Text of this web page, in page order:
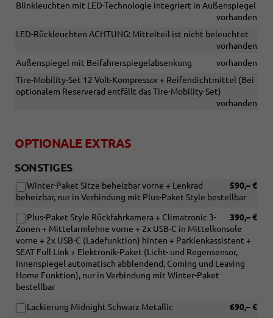
Blinkleuchten mit LED-Technologie integriert in Außenspiegel
vorhanden
LED-Rückleuchten ACHTUNG: Mittelteil ist nicht beleuchtet
vorhanden
Außenspiegel mit Beifahrerspiegelabsenkung
vorhanden
Tire-Mobility-Set 12 Volt-Kompressor + Reifendichtmittel (Bei
optionalem Reserverad entfällt das Tire-Mobility-Set)
vorhanden
OPTIONALE EXTRAS
SONSTIGES
590,– €
Winter-Paket Sitze beheizbar vorne + Lenkrad
beheizbar, nur in Verbindung mit Plus-Paket Style bestellbar
390,– €
Plus-Paket Style Rückfahrkamera + Climatronic 3-
Zonen + Mittelarmlehne vorne + 2x USB-C in Mittelkonsole
vorne + 2x USB-C (Ladefunktion) hinten + Parklenkassistent +
SEAT Full Link + Elektronik-Paket (Licht- und Regensensor,
Innenspiegel automatisch abblendend, Coming und Leaving
Home Funktion), nur in Verbindung mit Winter-Paket
bestellbar
690,– €
Lackierung Midnight Schwarz Metallic